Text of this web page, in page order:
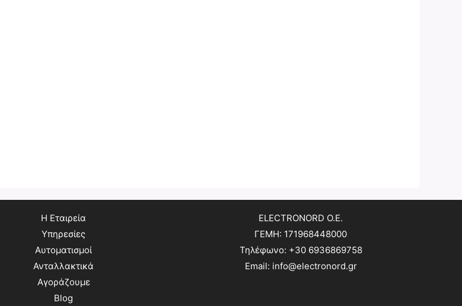
Η Εταιρεία
Υπηρεσίες
Αυτοματισμοί
Ανταλλακτικά
Αγοράζουμε
Blog
ELECTRONORD O.E.
ΓΕΜΗ: 171968448000
Τηλέφωνο: +30 6936869758
Email: info@electronord.gr